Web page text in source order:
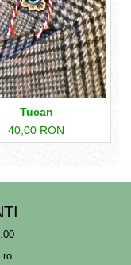
Tucan
40,00 RON